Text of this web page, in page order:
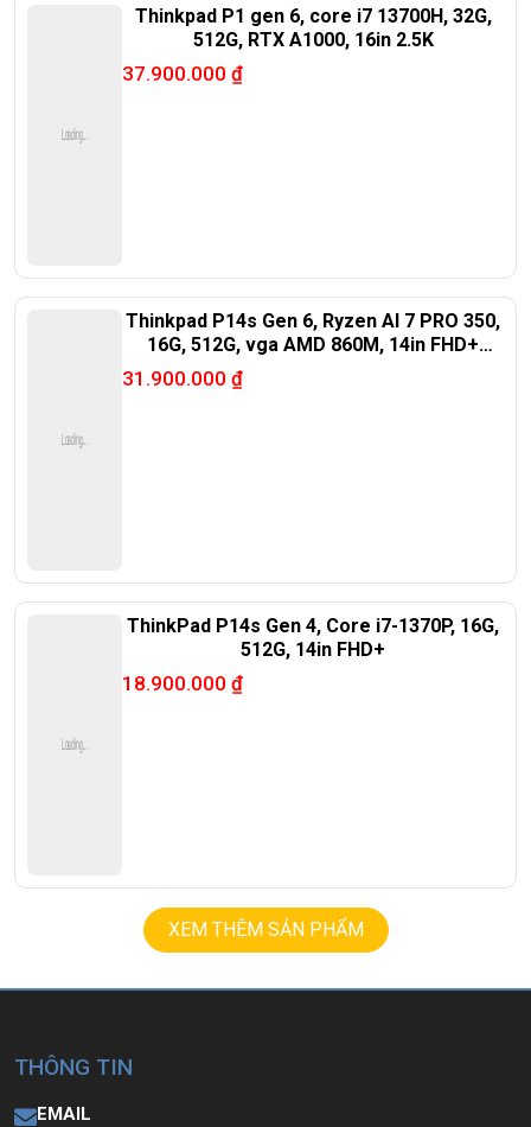
Thinkpad P1 gen 6, core i7 13700H, 32G,
512G, RTX A1000, 16in 2.5K
37.900.000 ₫
Thinkpad P14s Gen 6, Ryzen AI 7 PRO 350,
16G, 512G, vga AMD 860M, 14in FHD+
31.900.000 ₫
ThinkPad P14s Gen 4, Core i7-1370P, 16G,
512G, 14in FHD+
18.900.000 ₫
XEM THÊM SẢN PHẨM
THÔNG TIN
EMAIL